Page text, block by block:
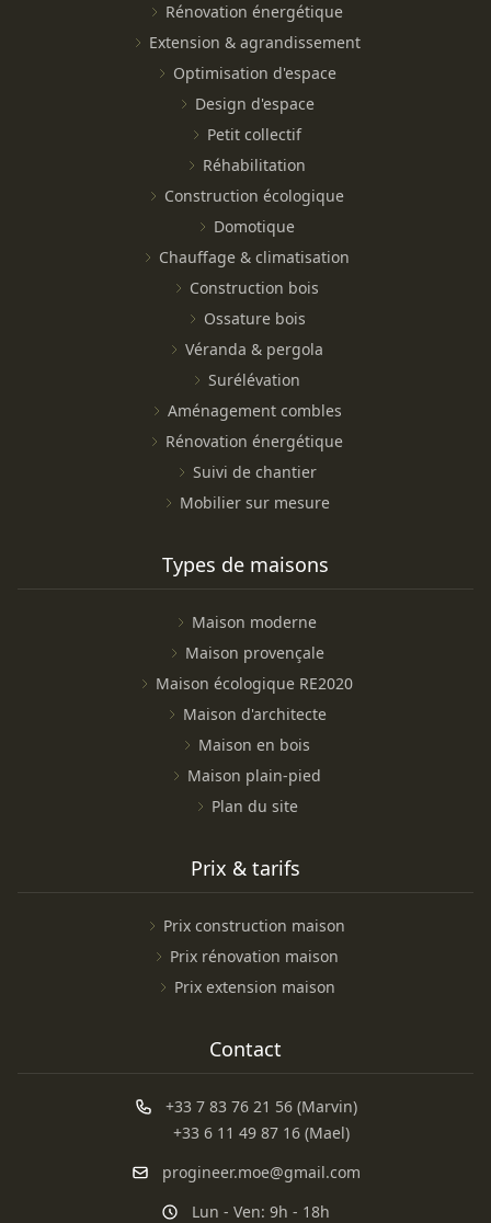
Rénovation énergétique
Extension & agrandissement
Optimisation d'espace
Design d'espace
Petit collectif
Réhabilitation
Construction écologique
Domotique
Chauffage & climatisation
Construction bois
Ossature bois
Véranda & pergola
Surélévation
Aménagement combles
Rénovation énergétique
Suivi de chantier
Mobilier sur mesure
Types de maisons
Maison moderne
Maison provençale
Maison écologique RE2020
Maison d'architecte
Maison en bois
Maison plain-pied
Plan du site
Prix & tarifs
Prix construction maison
Prix rénovation maison
Prix extension maison
Contact
+33 7 83 76 21 56 (Marvin)
+33 6 11 49 87 16 (Mael)
progineer.moe@gmail.com
Lun - Ven: 9h - 18h